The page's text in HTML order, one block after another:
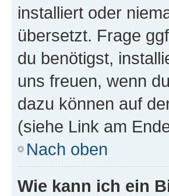
installiert oder
übersetzt. Frage
du benötigst,
uns freuen, wenn
dazu können auf
(siehe Link am
Nach oben
Wie kann ich ein